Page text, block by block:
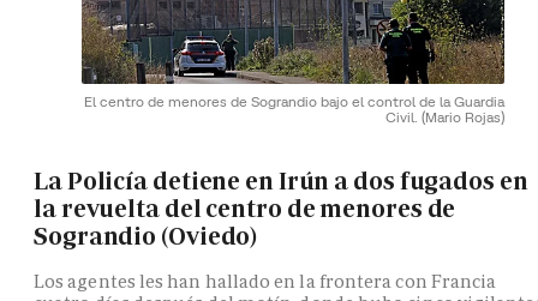
El centro de menores de Sograndio bajo el control de la Guardia
Civil. (Mario Rojas)
La Policía detiene en Irún a dos fugados en
la revuelta del centro de menores de
Sograndio (Oviedo)
Los agentes les han hallado en la frontera con Francia